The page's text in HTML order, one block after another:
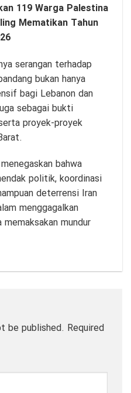
119 Warga Palestina
Mematikan Tahun
serangan terhadap
bukan hanya
bagi Lebanon dan
sebagai bukti
proyek-proyek
bahwa
politik, koordinasi
deterrensi Iran
menggagalkan
mundur
be published. Required